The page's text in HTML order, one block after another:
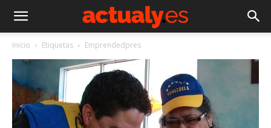
Inicio Etiquetas Emprendedpres